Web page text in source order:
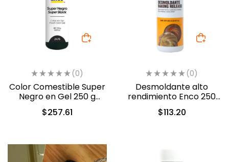
(0)
Color Comestible Super
Negro en Gel 250 g
Marca Enco (2476)
$257.61
(0)
Desmoldante alto
rendimiento Enco 250
ml (3347)
$113.20